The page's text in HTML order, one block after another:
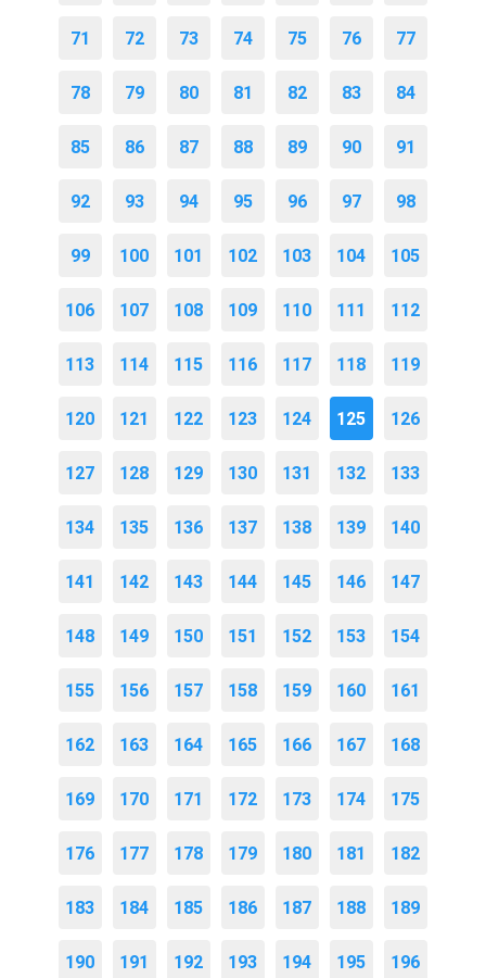
71 72 73 74 75 76 77
78 79 80 81 82 83 84
85 86 87 88 89 90 91
92 93 94 95 96 97 98
99 100 101 102 103 104 105
106 107 108 109 110 111 112
113 114 115 116 117 118 119
120 121 122 123 124 125 126
127 128 129 130 131 132 133
134 135 136 137 138 139 140
141 142 143 144 145 146 147
148 149 150 151 152 153 154
155 156 157 158 159 160 161
162 163 164 165 166 167 168
169 170 171 172 173 174 175
176 177 178 179 180 181 182
183 184 185 186 187 188 189
190 191 192 193 194 195 196